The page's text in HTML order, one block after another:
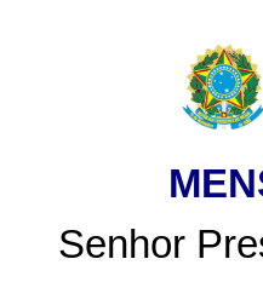
Senhor